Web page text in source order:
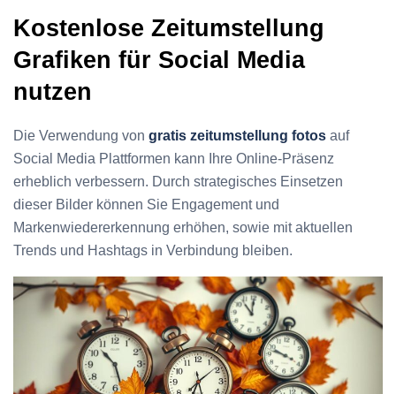
Kostenlose Zeitumstellung
Grafiken für Social Media
nutzen
Die Verwendung von gratis zeitumstellung fotos auf
Social Media Plattformen kann Ihre Online-Präsenz
erheblich verbessern. Durch strategisches Einsetzen
dieser Bilder können Sie Engagement und
Markenwiedererkennung erhöhen, sowie mit aktuellen
Trends und Hashtags in Verbindung bleiben.